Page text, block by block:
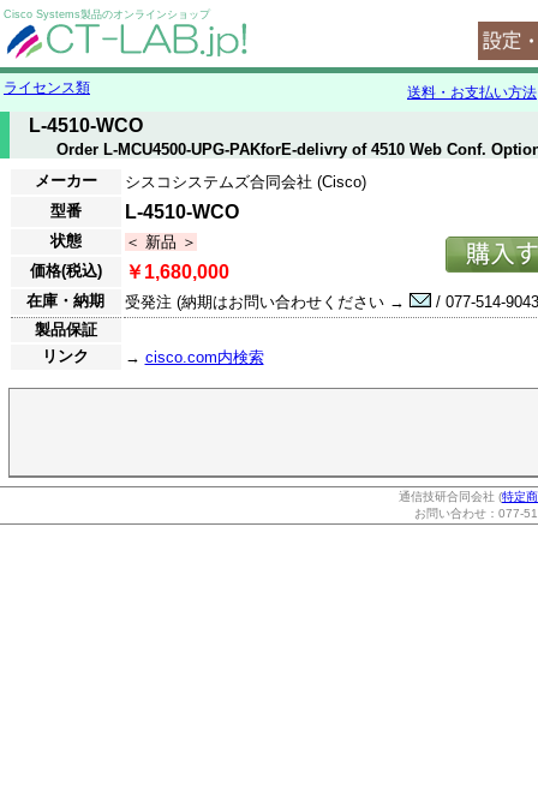
Cisco Systems製品のオンラインショップ
ライセンス類 送料・お支払い方法
L-4510-WCO
Order L-MCU4500-UPG-PAKforE-delivry of 4510 Web Conf.
メーカー
シスコシステムズ合同会社 (Cisco)
型番
L-4510-WCO
状態
＜ 新品 ＞
価格(税込)
￥1,680,000
在庫・納期 受発注 (納期はお問い合わせください →
/ 077-514-
製品保証
リンク
→ cisco.com内検索
通信技研合同会社 (特定
お問い合わせ：077-